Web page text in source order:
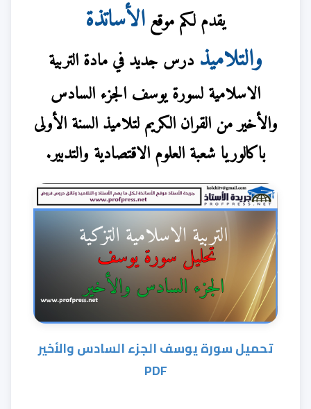
يقدم لكم موقعالأساتذة
والتلاميذ درس جديد في مادة التربية
الاسلامية لسورة يوسف الجزء السادس
والأخير من القران الكريم لتلاميذ السنة الأولى
باكالوريا شعبة العلوم الاقتصادية والتدبير.
تحميل سورة يوسف الجزء السادس والأخير
PDF